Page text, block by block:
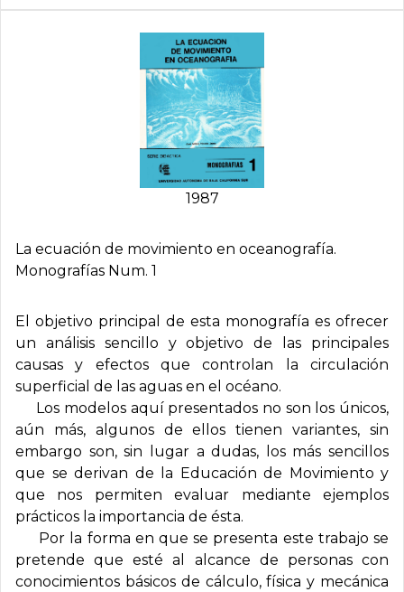
1987
La ecuación de movimiento en oceanografí­a.
Monografí­as Num. 1
El objetivo principal de esta monografía es ofrecer
un análisis sencillo y objetivo de las principales
causas y efectos que controlan la circulación
superficial de las aguas en el océano.
Los modelos aquí presentados no son los únicos,
aún más, algunos de ellos tienen variantes, sin
embargo son, sin lugar a dudas, los más sencillos
que se derivan de la Educación de Movimiento y
que nos permiten evaluar mediante ejemplos
prácticos la importancia de ésta.
Por la forma en que se presenta este trabajo se
pretende que esté al alcance de personas con
conocimientos básicos de cálculo, física y mecánica